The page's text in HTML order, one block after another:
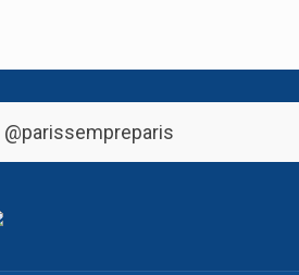
@parissempreparis